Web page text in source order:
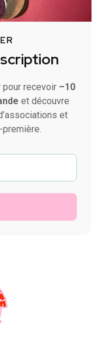
recevoir –10
et découvre
et